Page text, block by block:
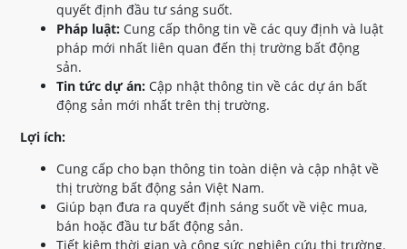
quyết định đầu tư sáng suốt.
Pháp luật: Cung cấp thông tin về các quy định và luật
pháp mới nhất liên quan đến thị trường bất động
sản.
Tin tức dự án: Cập nhật thông tin về các dự án bất
động sản mới nhất trên thị trường.
Lợi ích:
Cung cấp cho bạn thông tin toàn diện và cập nhật về
thị trường bất động sản Việt Nam.
Giúp bạn đưa ra quyết định sáng suốt về việc mua,
bán hoặc đầu tư bất động sản.
Tiết kiệm thời gian và công sức nghiên cứu thị trường.